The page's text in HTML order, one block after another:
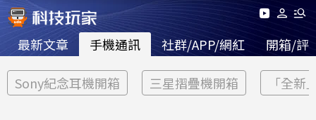
最新文章 手機通訊 社群/APP/網紅 開箱/評
Sony紀念耳機開箱 三星摺疊機開箱 「全新